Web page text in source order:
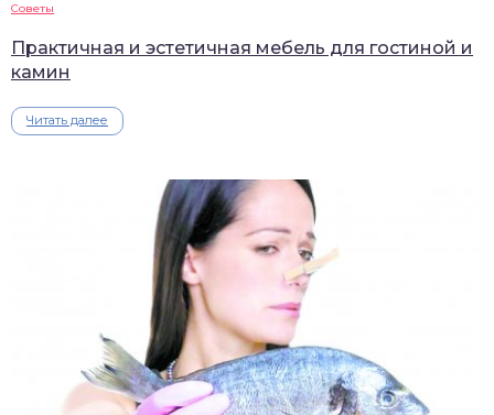
Советы
Практичная и эстетичная мебель для гостиной и
камин
Читать далее